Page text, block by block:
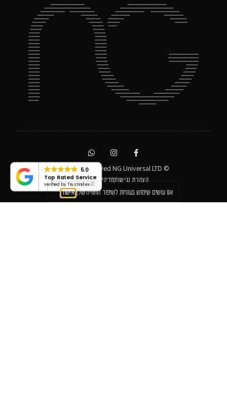
© All rights reserved NG Universal LTD
הצהרת נגישותמדיניות פרטיות
5.0
Top Rated Service
verified by Trustindex
אנו עושים שימוש בעוגיות לשיפור החוויה שלך אישור